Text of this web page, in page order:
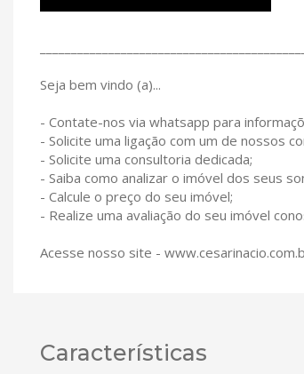
Seja bem vindo (a)...
- Contate-nos via whatsapp para
- Solicite uma ligação com um de nossos
- Solicite uma consultoria dedicada;
- Saiba como analizar o imóvel dos seus
- Calcule o preço do seu imóvel;
- Realize uma avaliação do seu imóvel
Acesse nosso site -
Características